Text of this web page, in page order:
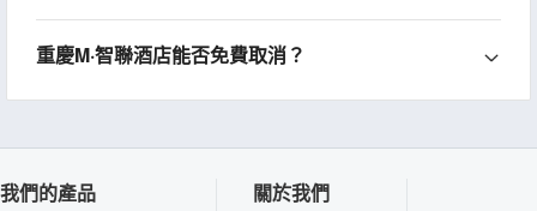
重慶M·智聯酒店能否免費取消？
我們的產品 關於我們